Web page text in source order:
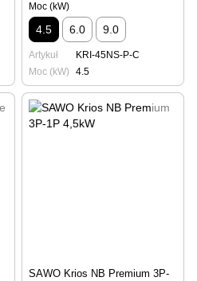
Moc (kW)
4.5 6.0 9.0
Artykuł
KRI-45NS-P-C
Moc (kW)
4.5
SAWO Krios NB Premium 3P-